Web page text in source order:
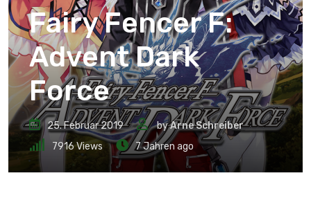
Fairy Fencer F:
Advent Dark
Force
25. Februar 2019 byArne Schreiber
7916Views 7 Jahren ago